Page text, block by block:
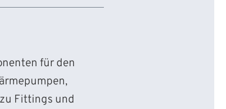
für den
Fittings und